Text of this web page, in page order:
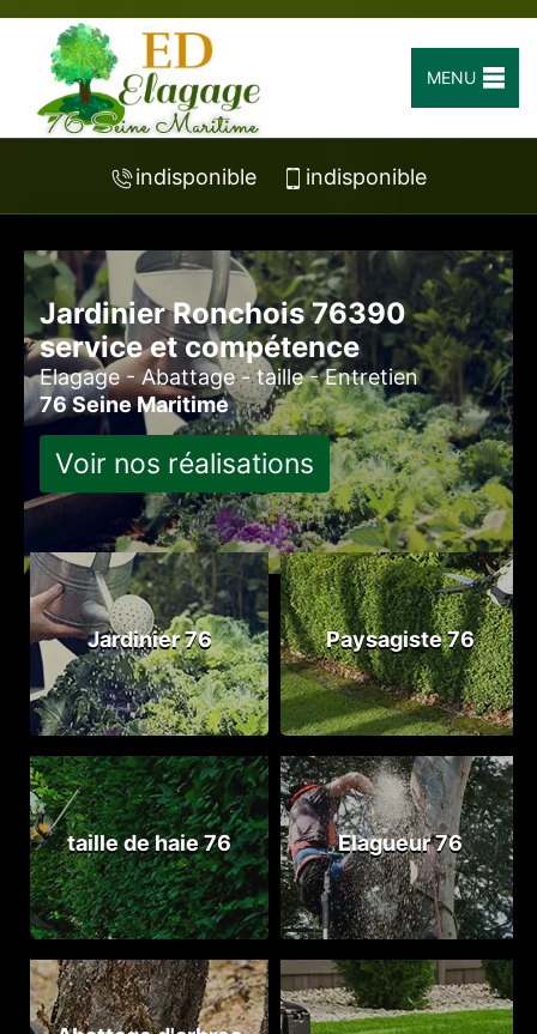
MENU
indisponible indisponible
Jardinier Ronchois 76390
service et compétence
Elagage - Abattage - taille - Entretien
76 Seine Maritime
Voir nos réalisations
Jardinier 76 Paysagiste 76
taille de haie 76 Elagueur 76